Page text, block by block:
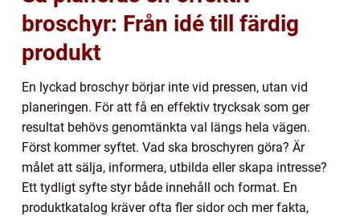
broschyr: Från idé till färdig
produkt
En lyckad broschyr börjar inte vid pressen, utan vid
planeringen. För att få en effektiv trycksak som ger
resultat behövs genomtänkta val längs hela vägen.
Först kommer syftet. Vad ska broschyren göra? Är
målet att sälja, informera, utbilda eller skapa intresse?
Ett tydligt syfte styr både innehåll och format. En
produktkatalog kräver ofta fler sidor och mer fakta,